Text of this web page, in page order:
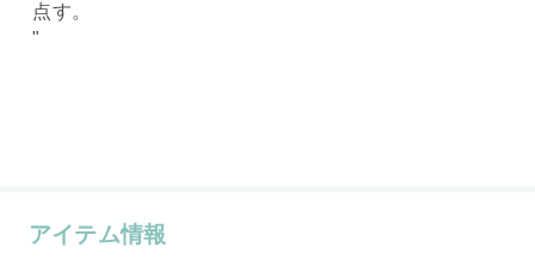
点す。
"
アイテム情報